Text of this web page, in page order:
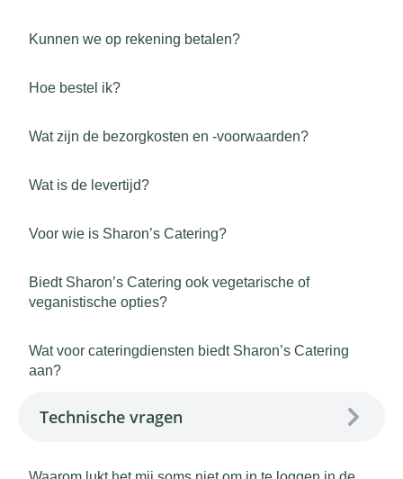
Kunnen we op rekening betalen?
Hoe bestel ik?
Wat zijn de bezorgkosten en -voorwaarden?
Wat is de levertijd?
Voor wie is Sharon’s Catering?
Biedt Sharon’s Catering ook vegetarische of
veganistische opties?
Wat voor cateringdiensten biedt Sharon’s Catering
aan?
Technische vragen